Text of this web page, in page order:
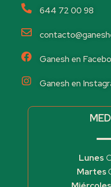
644 72 00 98
Ganesh en
Ganesh en
Lunes
Martes